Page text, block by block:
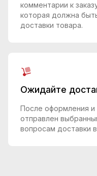
комментарии к
которая должна
доставки товара.
Ожидайте
После оформления и
отправлен
вопросам доставки